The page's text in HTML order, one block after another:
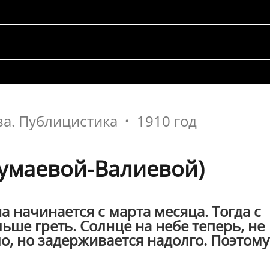
Публицистика 1910 год
Валиевой)
начинается с марта месяца. Тогда с
греть. Солнце на небе теперь, не
но задерживается надолго. Поэтому